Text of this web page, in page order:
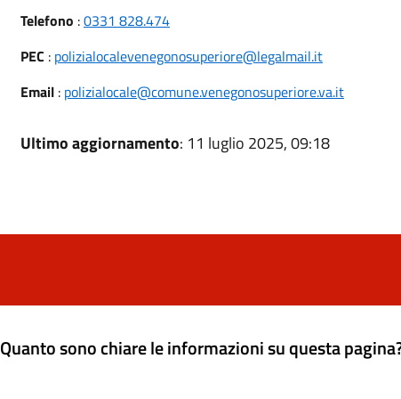
Telefono :0331 828.474
PEC : polizialocalevenegonosuperiore@legalmail.it
Email: polizialocale@comune.venegonosuperiore.va.it
Ultimo aggiornamento: 11 luglio 2025, 09:18
Quanto sono chiare le informazioni su questa